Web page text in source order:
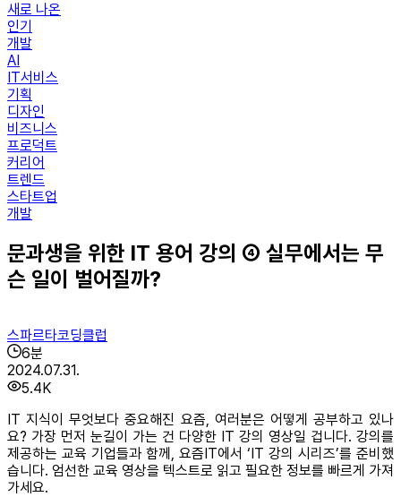
새로 나온
인기
개발
AI
IT서비스
기획
디자인
비즈니스
프로덕트
커리어
트렌드
스타트업
개발
문과생을 위한 IT 용어 강의 ④ 실무에서는 무
슨 일이 벌어질까?
스파르타코딩클럽
6분
2024.07.31.
5.4K
IT 지식이 무엇보다 중요해진 요즘, 여러분은 어떻게 공부하고 있나
요? 가장 먼저 눈길이 가는 건 다양한 IT 강의 영상일 겁니다. 강의를
제공하는 교육 기업들과 함께, 요즘IT에서 ‘IT 강의 시리즈’를 준비했
습니다. 엄선한 교육 영상을 텍스트로 읽고 필요한 정보를 빠르게 가져
가세요.